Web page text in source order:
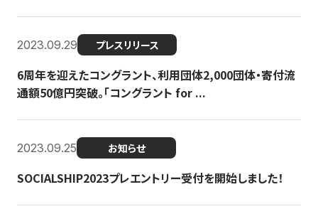
2023.09.29 プレスリリース
6周年を迎えたコングラント、利用団体2,000団体・寄付流
通額50億円突破。「コングラント for ...
2023.09.25 お知らせ
SOCIALSHIP2023プレエントリー受付を開始しました！